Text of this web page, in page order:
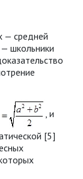
— средней
школьники
, и
[5]